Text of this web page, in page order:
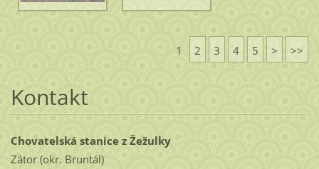
1 2 3 4 5 > >>
Kontakt
Chovatelská stanice z Žežulky
Zátor (okr. Bruntál)